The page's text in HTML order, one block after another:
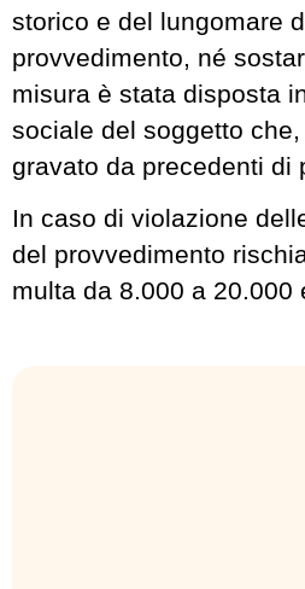
storico e del lungomare
provvedimento, né
misura è stata disposta
sociale del soggetto
gravato da precedenti di
In caso di violazione
del provvedimento
multa da 8.000 a 20.000